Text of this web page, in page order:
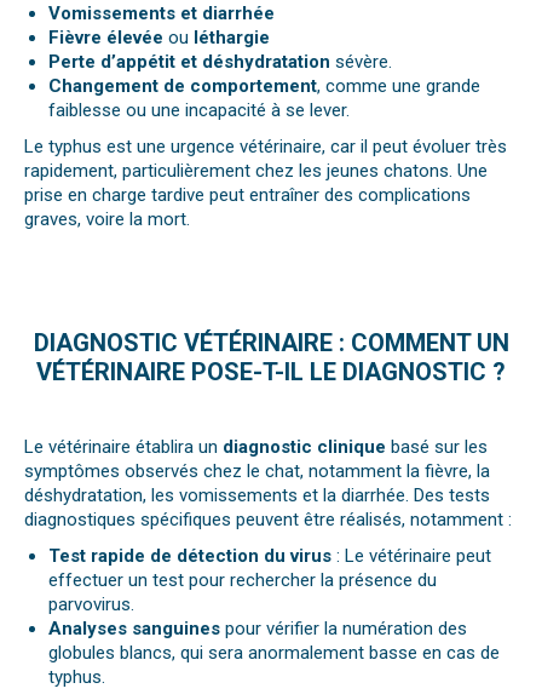
Vomissements et diarrhée
Fièvre élevée ou léthargie
Perte d’appétit et déshydratation sévère.
Changement de comportement, comme une grande
faiblesse ou une incapacité à se lever.
Le typhus est une urgence vétérinaire, car il peut évoluer très
rapidement, particulièrement chez les jeunes chatons. Une
prise en charge tardive peut entraîner des complications
graves, voire la mort.
DIAGNOSTIC VÉTÉRINAIRE : COMMENT UN
VÉTÉRINAIRE POSE-T-IL LE DIAGNOSTIC ?
Le vétérinaire établira un diagnostic clinique basé sur les
symptômes observés chez le chat, notamment la fièvre, la
déshydratation, les vomissements et la diarrhée. Des tests
diagnostiques spécifiques peuvent être réalisés, notamment :
Test rapide de détection du virus : Le vétérinaire peut
effectuer un test pour rechercher la présence du
parvovirus.
Analyses sanguines pour vérifier la numération des
globules blancs, qui sera anormalement basse en cas de
typhus.